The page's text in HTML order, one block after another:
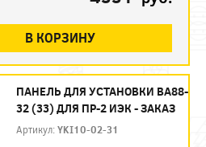
В КОРЗИНУ
ПАНЕЛЬ ДЛЯ УСТАНОВКИ ВА88-
32 (33) ДЛЯ ПР-2 ИЭК - ЗАКАЗ
Артикул:YKI10-02-31